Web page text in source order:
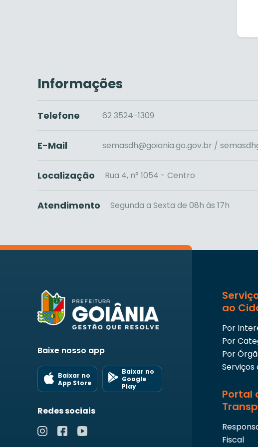
Informações
Telefone 62 3524-1309
E-Mail semasdh@goiania.go.gov.br /
Localização Rua 4, n° 1054 - Centro
Atendimento Segunda a Sexta de 08h às 17h
Baixe nosso app
Baixar no
App Store
Baixar no
Google
Play
Redes sociais
ao
Por
Por
Por
Serviços
Portal
Fiscal